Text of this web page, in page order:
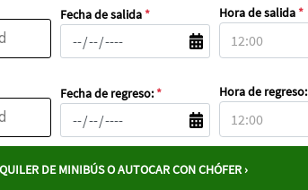
Fecha de salida * Hora de salida *
Fecha de regreso: * Hora de regreso:
DE MINIBÚS O AUTOCAR CON CHÓFER ›